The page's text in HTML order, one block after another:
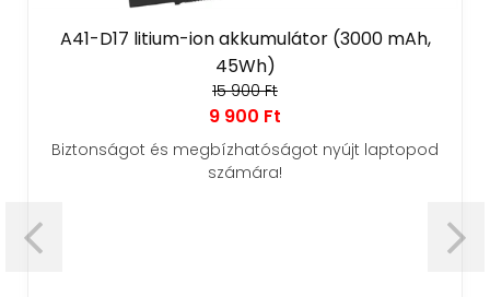
ion akkumulátor (3000 mAh,
megbízhatóságot nyújt laptopod